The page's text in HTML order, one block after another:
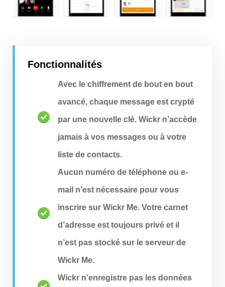
Fonctionnalités
Avec le chiffrement de bout en bout
avancé, chaque message est crypté
par une nouvelle clé. Wickr n’accède
jamais à vos messages ou à votre
liste de contacts.
Aucun numéro de téléphone ou e-
mail n’est nécessaire pour vous
inscrire sur Wickr Me. Votre carnet
d’adresse est toujours privé et il
n’est pas stocké sur le serveur de
Wickr Me.
Wickr n’enregistre pas les données